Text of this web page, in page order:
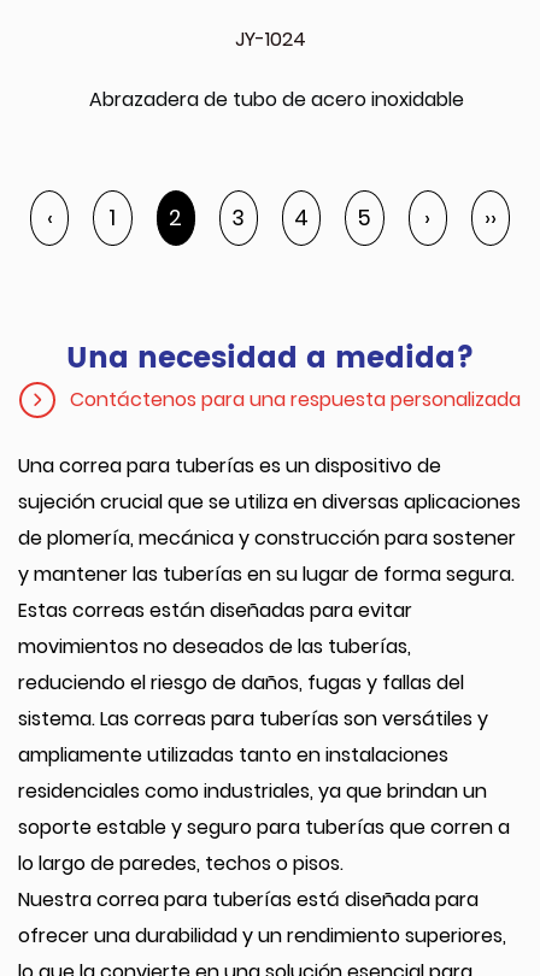
JY-1024
Abrazadera de tubo de acero inoxidable
‹ 1 2 3 4 5 › ››
Una necesidad a medida?
Contáctenos para una respuesta personalizada
Una correa para tuberías es un dispositivo de
sujeción crucial que se utiliza en diversas aplicaciones
de plomería, mecánica y construcción para sostener
y mantener las tuberías en su lugar de forma segura.
Estas correas están diseñadas para evitar
movimientos no deseados de las tuberías,
reduciendo el riesgo de daños, fugas y fallas del
sistema. Las correas para tuberías son versátiles y
ampliamente utilizadas tanto en instalaciones
residenciales como industriales, ya que brindan un
soporte estable y seguro para tuberías que corren a
lo largo de paredes, techos o pisos.
Nuestra correa para tuberías está diseñada para
ofrecer una durabilidad y un rendimiento superiores,